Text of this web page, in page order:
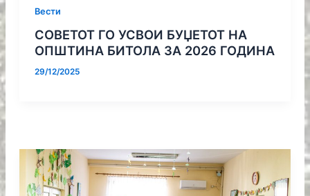
Вести
СОВЕТОТ ГО УСВОИ БУЏЕТОТ НА
ОПШТИНА БИТОЛА ЗА 2026 ГОДИНА
29/12/2025